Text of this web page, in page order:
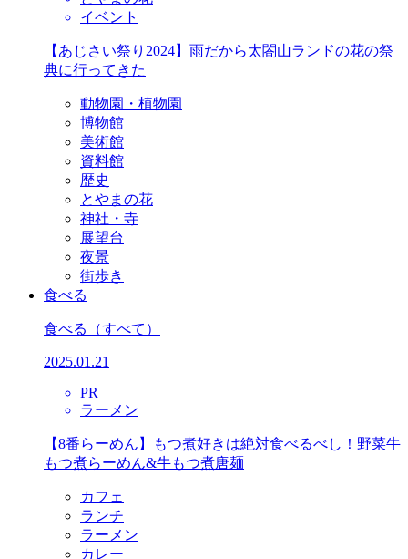
イベント
【あじさい祭り2024】雨だから太閤山ランドの花の祭
典に行ってきた
動物園・植物園
博物館
美術館
資料館
歴史
とやまの花
神社・寺
展望台
夜景
街歩き
食べる
食べる （すべて）
2025.01.21
PR
ラーメン
【8番らーめん】もつ煮好きは絶対食べるべし！野菜牛
もつ煮らーめん&牛もつ煮唐麺
カフェ
ランチ
ラーメン
カレー